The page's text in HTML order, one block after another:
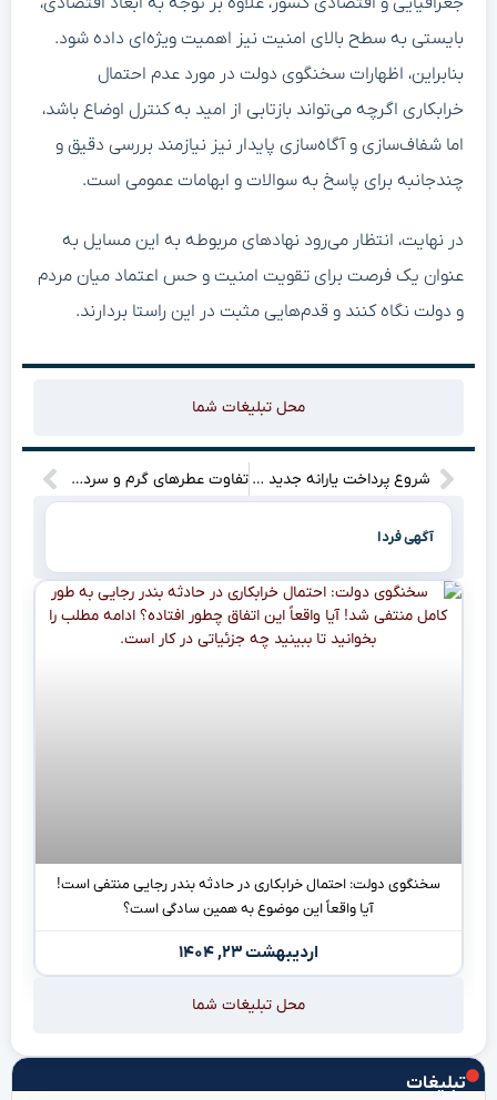
تبلیغات
بایستی به سطح بالای امنیت نیز اهمیت ویژه‌ای داده شود.
بنابراین، اظهارات سخنگوی دولت در مورد عدم احتمال
خرابکاری اگرچه می‌تواند بازتابی از امید به کنترل اوضاع باشد،
اما شفاف‌سازی و آگاه‌سازی پایدار نیز نیازمند بررسی دقیق و
چندجانبه برای پاسخ به سوالات و ابهامات عمومی است.
در نهایت، انتظار می‌رود نهادهای مربوطه به این مسایل به
عنوان یک فرصت برای تقویت امنیت و حس اعتماد میان مردم
و دولت نگاه کنند و قدم‌هایی مثبت در این راستا بردارند.
محل تبلیغات شما
شروع پرداخت یارانه جدید برای خانواده‌های کم درآمد: همه جزئیات را اینجا بیابید! تفاوت عطرهای گرم و سرد و کاربرد آن‌ها
آگهی فردا
سخنگوی دولت: احتمال خرابکاری در حادثه بندر رجایی منتفی است!
آیا واقعاً این موضوع به همین سادگی است؟
اردیبهشت ۲۳, ۱۴۰۴
محل تبلیغات شما